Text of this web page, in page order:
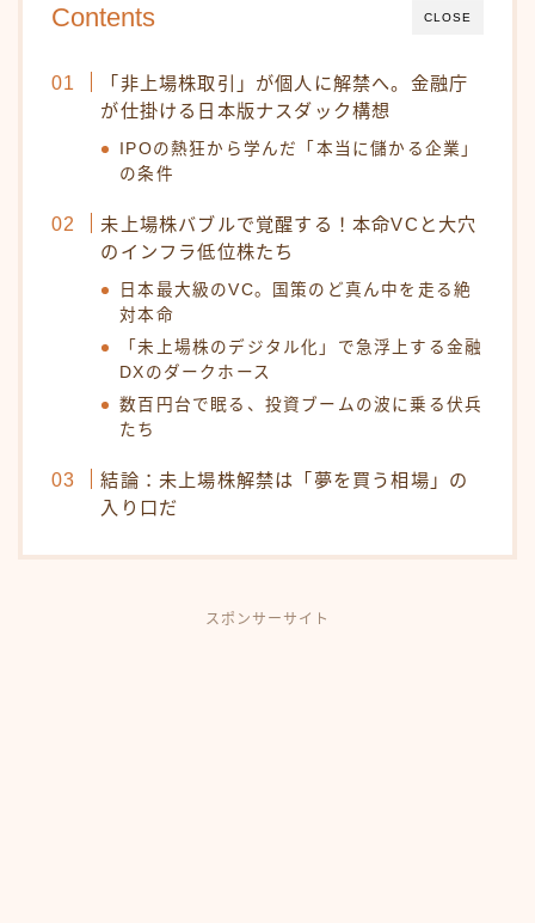
CLOSE
Contents
「非上場株取引」が個人に解禁へ。金融庁
が仕掛ける日本版ナスダック構想
IPOの熱狂から学んだ「本当に儲かる企業」
の条件
未上場株バブルで覚醒する！本命VCと大穴
のインフラ低位株たち
日本最大級のVC。国策のど真ん中を走る絶
対本命
「未上場株のデジタル化」で急浮上する金融
DXのダークホース
数百円台で眠る、投資ブームの波に乗る伏兵
たち
結論：未上場株解禁は「夢を買う相場」の
入り口だ
スポンサーサイト